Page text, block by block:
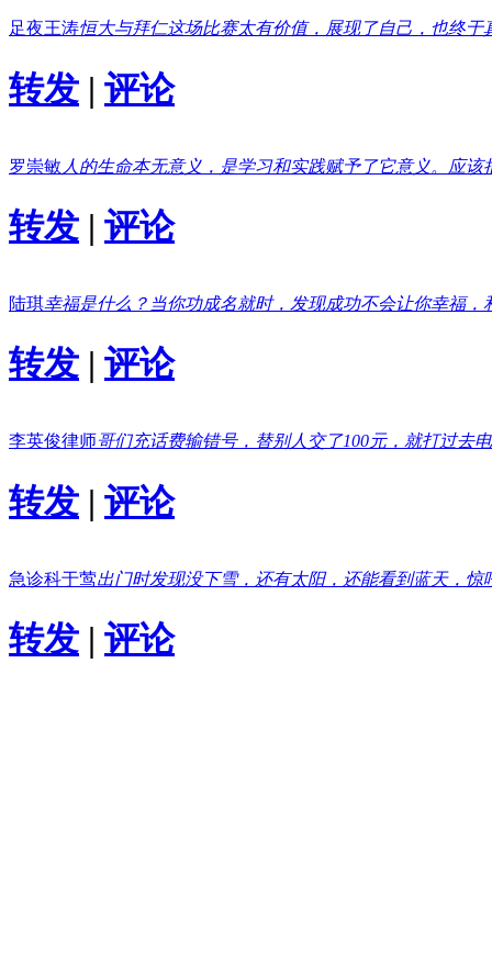
足夜王涛恒大与拜仁这场比赛太有价值，展现了自己，也终
转发 | 评论
罗崇敏 人的生命本无意义，是学习和实践赋予了它意义。应
转发 | 评论
陆琪幸福是什么？当你功成名就时，发现成功不会让你幸福
转发 | 评论
李英俊律师哥们充话费输错号，替别人交了100元，就打过去
转发 | 评论
急诊科于莺出门时发现没下雪，还有太阳，还能看到蓝天，惊
转发 | 评论